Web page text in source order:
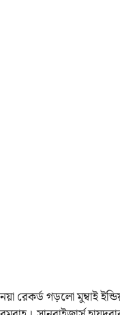
নয়া রেকর্ড গড়লো মুম্বাই